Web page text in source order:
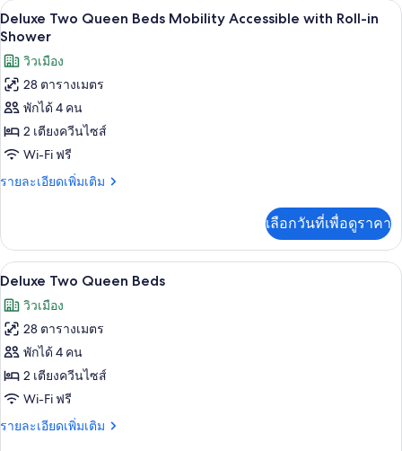
Deluxe
Two
Beds
Hearing
Accessible
เปิด
ภาพถ่าย
ทั้งหมด
ของ
Deluxe
Two
Queen
Beds
with
Roll-
in
Shower
เครื่องนอนป้องกันสารก่อภูมิแพ้, ตู้นิรภั
6
Deluxe Two Queen Beds Mobility Accessible with Roll-in
Shower
วิวเมือง
28 ตารางเมตร
พักได้ 4 คน
2 เตียงควีนไซส์
Wi-Fi ฟรี
รายละเอียดเพิ่มเติม
ราย
เกี่ยว
กับ
Deluxe
Queen
Beds
Mobility
Accessible
with
Roll-
Shower
เลือกวันที่เพื่อดูราคา
เปิด
ภาพถ่าย
ทั้งหมด
ของ
Deluxe
Two
Queen
Beds
เครื่องนอนป้องกันสารก่อภูมิแพ้, ตู้นิรภั
6
Deluxe Two Queen Beds
วิวเมือง
28 ตารางเมตร
พักได้ 4 คน
2 เตียงควีนไซส์
Wi-Fi ฟรี
รายละเอียดเพิ่มเติม
ราย